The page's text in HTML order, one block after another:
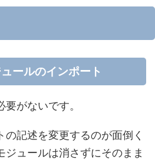
ールのインポート
がないです。
の記述を変更するのが面倒く
ジュールは消さずにそのまま